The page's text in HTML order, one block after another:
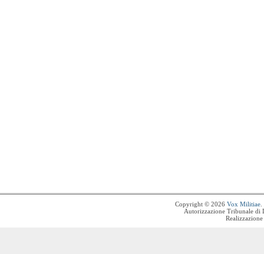
Copyright © 2026 Vox Militiae
Autorizzazione Tribunale di